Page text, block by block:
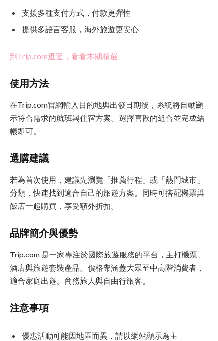
支援多種支付方式，付款更彈性
提供多語言客服，海外旅遊更安心
到Trip.com逛逛，看看本期精選
使用方法
在Trip.com官網輸入目的地與出發日期後，系統將自動顯
示符合需求的航班與住宿方案。選擇喜歡的組合並完成結
帳即可。
選購建議
若為首次使用，建議先瀏覽「推薦行程」或「熱門城市」
分類，快速找到適合自己的旅遊方案。同時可搭配機票與
飯店一起購買，享受額外折扣。
品牌簡介與優勢
Trip.com 是一家專注於國際旅遊服務的平台，主打機票、
酒店與旅遊套裝產品。價格帶涵蓋大眾至中高階消費者，
適合家庭出遊、商務旅人與自由行旅客。
注意事項
優惠活動可能因地區而異，請以網站顯示為主